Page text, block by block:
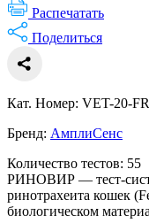
Распечатать
Поделиться
Кат. Номер: VET-20-
Бренд: АмплиСенс
Количество тестов: 55
РИНОВИР — тест-
ринотрахеита кошек
биологическом